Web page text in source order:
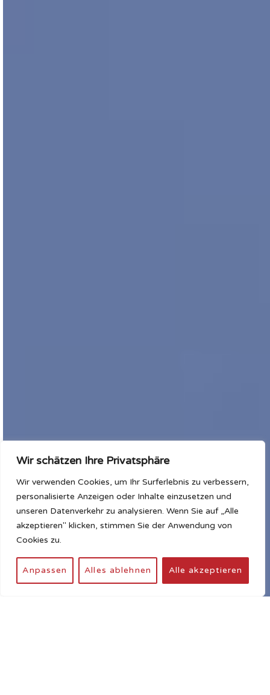
Wir schätzen Ihre Privatsphäre
Wir verwenden Cookies, um Ihr Surferlebnis zu verbessern,
personalisierte Anzeigen oder Inhalte einzusetzen und
unseren Datenverkehr zu analysieren. Wenn Sie auf „Alle
akzeptieren" klicken, stimmen Sie der Anwendung von
Cookies zu.
Anpassen Alles ablehnen Alle akzeptieren